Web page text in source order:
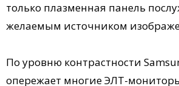
только плазменная панель
желаемым источником
По уровню контрастности
опережает многие ЭЛТ-